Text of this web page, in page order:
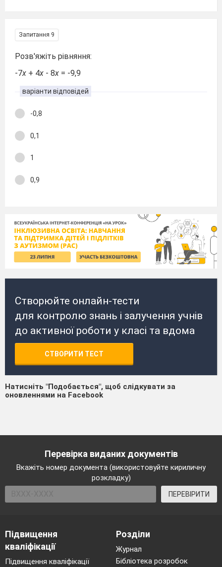
Запитання 9
Розв'яжіть рівняння:
-7х + 4х - 8х = -9,9
варіанти відповідей
-0,8
0,1
1
0,9
Створюйте онлайн-тести
для контролю знань і залучення учнів
до активної роботи у класі та вдома
СТВОРИТИ ТЕСТ
Натисніть "Подобається", щоб слідкувати за
оновленнями на Facebook
Перевірка виданих документів
Вкажіть номер документа (використовуйте кириличну
розкладку)
ПЕРЕВІРИТИ
Підвищення
кваліфікації
Підвищення кваліфікації
Розділи
Журнал
Бібліотека розробок